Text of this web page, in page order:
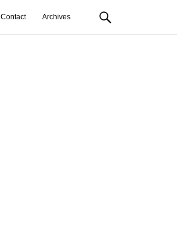
Contact Archives